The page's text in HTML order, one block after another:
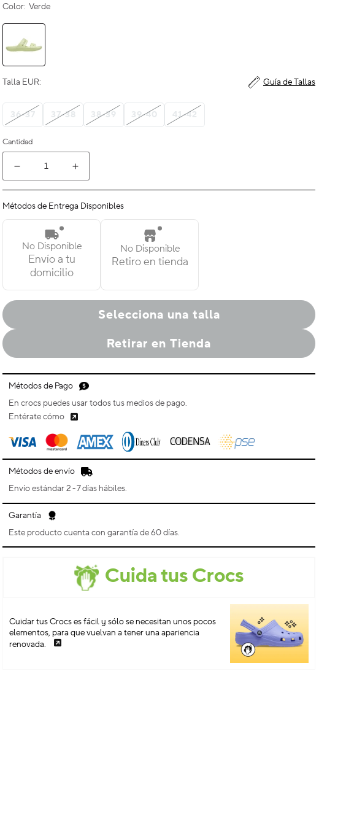
Color: Verde
Talla EUR: Guía de Tallas
36-37 37-38 38-39 39-40 41-42
Cantidad
Reducir
cantidad
para
Sandal
Aumentar
cantidad
para
Classic
Sandal
Métodos de Entrega Disponibles
No Disponible
Envío a tu
domicilio
No Disponible
Retiro en tienda
Selecciona una talla
Retirar en Tienda
Métodos de Pago
En crocs puedes usar todos tus medios de pago.
Entérate cómo
Métodos de envío
Envío estándar 2 - 7 días hábiles.
Garantía
Este producto cuenta con garantía de 60 días.
Cuida tus Crocs
Cuidar tus Crocs es fácil y sólo se necesitan unos pocos
elementos, para que vuelvan a tener una apariencia
renovada.